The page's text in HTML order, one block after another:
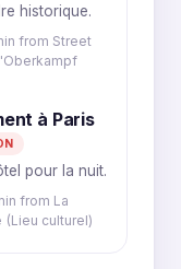
historique.
from Street
à Paris
pour la nuit.
from La
culturel)